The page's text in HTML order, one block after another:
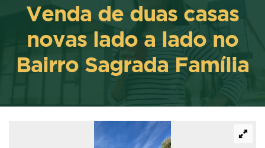
Venda de duas casas
novas lado a lado no
Bairro Sagrada Família